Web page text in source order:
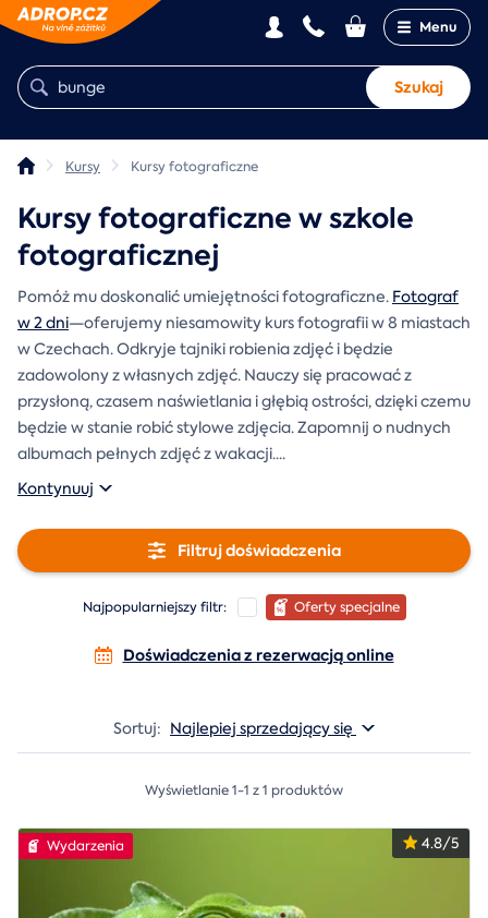
Menu
Szukaj
Kursy Kursy fotograficzne
Kursy fotograficzne w szkole
fotograficznej
Pomóż mu doskonalić umiejętności fotograficzne. Fotograf
w 2 dni—oferujemy niesamowity kurs fotografii w 8 miastach
w Czechach. Odkryje tajniki robienia zdjęć i będzie
zadowolony z własnych zdjęć. Nauczy się pracować z
przysłoną, czasem naświetlania i głębią ostrości, dzięki czemu
będzie w stanie robić stylowe zdjęcia. Zapomnij o nudnych
albumach pełnych zdjęć z wakacji....
Kontynuuj
Filtruj doświadczenia
Najpopularniejszy filtr: Oferty specjalne
Doświadczenia z rezerwacją online
Sortuj: Najlepiej sprzedający się
Wyświetlanie 1-1 z 1 produktów
4.8/5
Wydarzenia